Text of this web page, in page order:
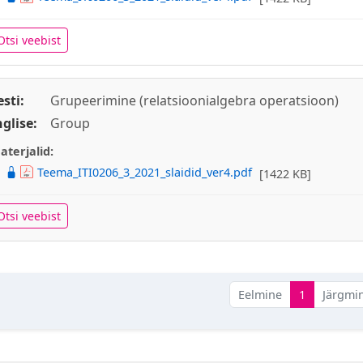
veebist
Grupeerimine (relatsioonialgebra operatsioon)
Group
Teema_ITI0206_3_2021_slaidid_ver4.pdf [1422 KB]
veebist
Eelmine 1